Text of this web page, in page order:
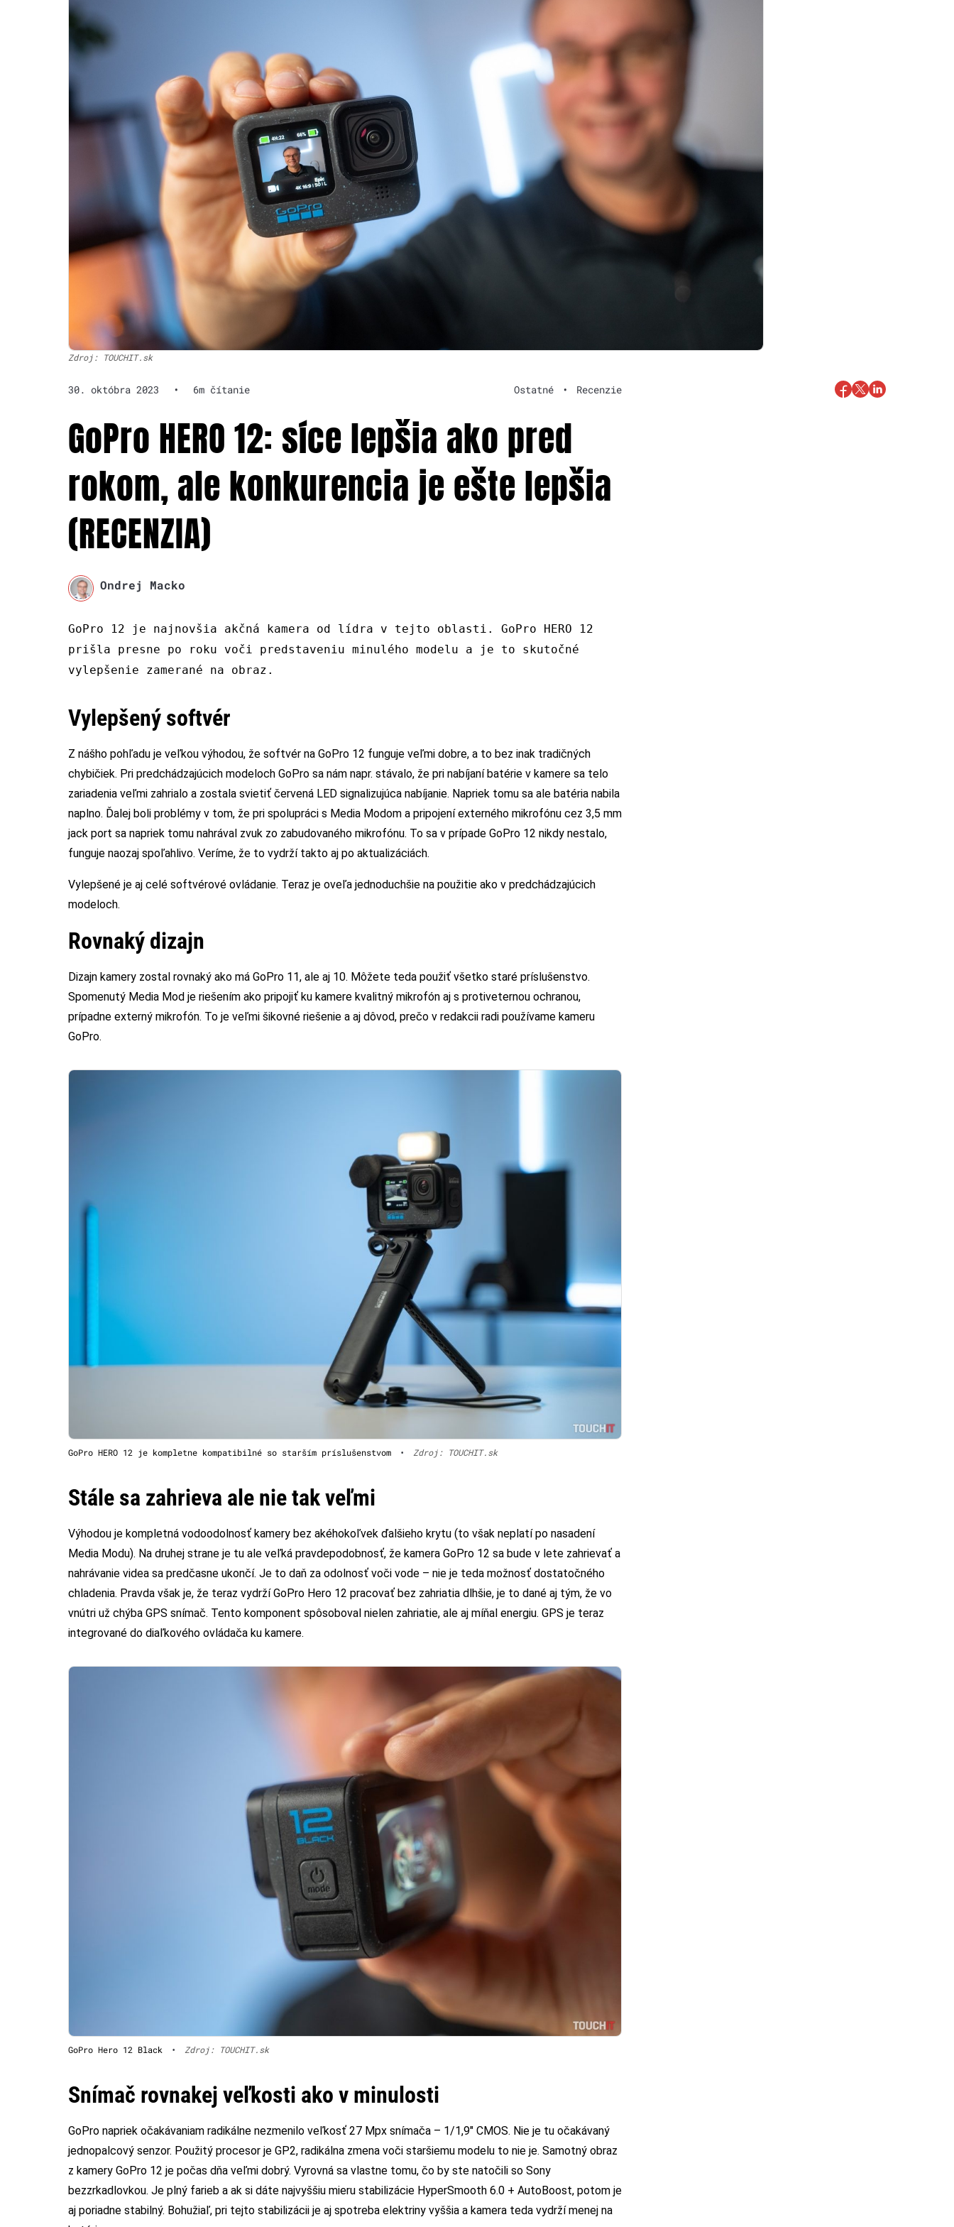
Zdroj: TOUCHIT.sk
30. októbra 2023 • 6m čítanie Ostatné • Recenzie
GoPro HERO 12: síce lepšia ako pred
rokom, ale konkurencia je ešte lepšia
(RECENZIA)
Ondrej Macko
GoPro 12 je najnovšia akčná kamera od lídra v tejto oblasti. GoPro HERO 12
prišla presne po roku voči predstaveniu minulého modelu a je to skutočné
vylepšenie zamerané na obraz.
Vylepšený softvér
Z nášho pohľadu je veľkou výhodou, že softvér na GoPro 12 funguje veľmi dobre, a to bez inak tradičných
chybičiek. Pri predchádzajúcich modeloch GoPro sa nám napr. stávalo, že pri nabíjaní batérie v kamere sa telo
zariadenia veľmi zahrialo a zostala svietiť červená LED signalizujúca nabíjanie. Napriek tomu sa ale batéria nabila
naplno. Ďalej boli problémy v tom, že pri spolupráci s Media Modom a pripojení externého mikrofónu cez 3,5 mm
jack port sa napriek tomu nahrával zvuk zo zabudovaného mikrofónu. To sa v prípade GoPro 12 nikdy nestalo,
funguje naozaj spoľahlivo. Veríme, že to vydrží takto aj po aktualizáciách.
Vylepšené je aj celé softvérové ovládanie. Teraz je oveľa jednoduchšie na použitie ako v predchádzajúcich
modeloch.
Rovnaký dizajn
Dizajn kamery zostal rovnaký ako má GoPro 11, ale aj 10. Môžete teda použiť všetko staré príslušenstvo.
Spomenutý Media Mod je riešením ako pripojiť ku kamere kvalitný mikrofón aj s protiveternou ochranou,
prípadne externý mikrofón. To je veľmi šikovné riešenie a aj dôvod, prečo v redakcii radi používame kameru
GoPro.
GoPro HERO 12 je kompletne kompatibilné so starším príslušenstvom • Zdroj: TOUCHIT.sk
Stále sa zahrieva ale nie tak veľmi
Výhodou je kompletná vodoodolnosť kamery bez akéhokoľvek ďalšieho krytu (to však neplatí po nasadení
Media Modu). Na druhej strane je tu ale veľká pravdepodobnosť, že kamera GoPro 12 sa bude v lete zahrievať a
nahrávanie videa sa predčasne ukončí. Je to daň za odolnosť voči vode – nie je teda možnosť dostatočného
chladenia. Pravda však je, že teraz vydrží GoPro Hero 12 pracovať bez zahriatia dlhšie, je to dané aj tým, že vo
vnútri už chýba GPS snímač. Tento komponent spôsoboval nielen zahriatie, ale aj míňal energiu. GPS je teraz
integrované do diaľkového ovládača ku kamere.
GoPro Hero 12 Black • Zdroj: TOUCHIT.sk
Snímač rovnakej veľkosti ako v minulosti
GoPro napriek očakávaniam radikálne nezmenilo veľkosť 27 Mpx snímača – 1/1,9″ CMOS. Nie je tu očakávaný
jednopalcový senzor. Použitý procesor je GP2, radikálna zmena voči staršiemu modelu to nie je. Samotný obraz
z kamery GoPro 12 je počas dňa veľmi dobrý. Vyrovná sa vlastne tomu, čo by ste natočili so Sony
bezzrkadlovkou. Je plný farieb a ak si dáte najvyššiu mieru stabilizácie HyperSmooth 6.0 + AutoBoost, potom je
aj poriadne stabilný. Bohužiaľ, pri tejto stabilizácii je aj spotreba elektriny vyššia a kamera teda vydrží menej na